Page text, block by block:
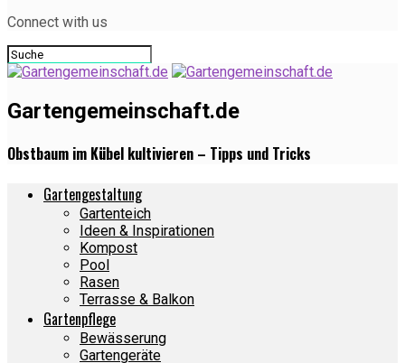
Connect with us
Gartengemeinschaft.de
Obstbaum im Kübel kultivieren – Tipps und Tricks
Gartengestaltung
Gartenteich
Ideen & Inspirationen
Kompost
Pool
Rasen
Terrasse & Balkon
Gartenpflege
Bewässerung
Gartengeräte